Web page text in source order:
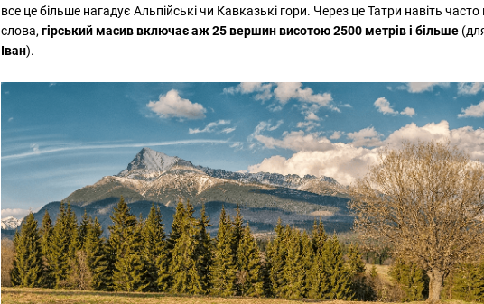
все це більше нагадує Альпійські чи Кавказькі гори. Через це Татри навіть
слова, гірський масив включає аж 25 вершин висотою 2500 метрів і більше
Іван).